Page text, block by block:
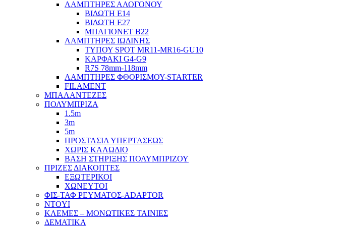
ΛΑΜΠΤΗΡΕΣ ΑΛΟΓΟΝΟΥ
ΒΙΔΩΤΗ Ε14
ΒΙΔΩΤΗ Ε27
ΜΠΑΓΙΟΝΕΤ Β22
ΛΑΜΠΤΗΡΕΣ ΙΩΔΙΝΗΣ
ΤΥΠΟΥ SPOT MR11-MR16-GU10
ΚΑΡΦΑΚΙ G4-G9
R7S 78mm-118mm
ΛΑΜΠΤΗΡΕΣ ΦΘΟΡΙΣΜΟΥ-STARTER
FILAMENT
ΜΠΑΛΑΝΤΕΖΕΣ
ΠΟΛΥΜΠΡΙΖΑ
1.5m
3m
5m
ΠΡΟΣΤΑΣΙΑ ΥΠΕΡΤΑΣΕΩΣ
ΧΩΡΙΣ ΚΑΛΩΔΙΟ
ΒΑΣΗ ΣΤΗΡΙΞΗΣ ΠΟΛΥΜΠΡΙΖΟΥ
ΠΡΙΖΕΣ ΔΙΑΚΟΠΤΕΣ
ΕΞΩΤΕΡΙΚΟΙ
ΧΩΝΕΥΤΟΙ
ΦΙΣ-ΤΑΦ ΡΕΥΜΑΤΟΣ-ADAPTOR
NTOYI
ΚΛΕΜΕΣ – ΜΟΝΩΤΙΚΕΣ ΤΑΙΝΙΕΣ
ΔΕΜΑΤΙΚΑ